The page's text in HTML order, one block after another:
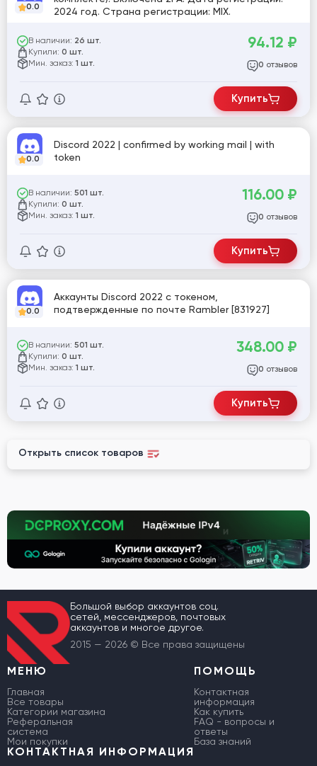
0.0
2024 год. Страна регистрации: MIX.
В наличии: 26 шт.
Купили: 0 шт.
Мин. заказ: 1 шт.
94.12 ₽
0 отзывов
Купить
0.0
Discord 2022 | confirmed by working mail | with
token
В наличии: 501 шт.
Купили: 0 шт.
Мин. заказ: 1 шт.
116.00 ₽
0 отзывов
Купить
0.0
Аккаунты Discord 2022 с токеном,
подтвержденные по почте Rambler [831927]
В наличии: 501 шт.
Купили: 0 шт.
Мин. заказ: 1 шт.
348.00 ₽
0 отзывов
Купить
Открыть список товаров
Большой выбор аккаунтов соц.
сетей, мессенджеров, почтовых
аккаунтов и многое другое.
2015 — 2026 © Все права защищены
МЕНЮ
Главная
Все товары
Категории магазина
Реферальная
система
Мои покупки
ПОМОЩЬ
Контактная
информация
Как купить
FAQ - вопросы и
ответы
База знаний
КОНТАКТНАЯ ИНФОРМАЦИЯ